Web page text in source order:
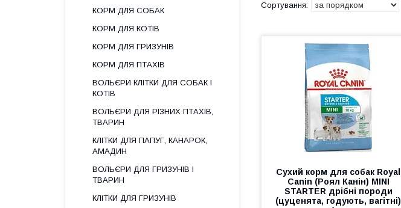
Сухий корм для собак Royal
Canin (Роял Канін) MINI
STARTER дрібні породи
(цуценята, годують, вагітні)
КОРМ ДЛЯ СОБАК
КОРМ ДЛЯ КОТІВ
КОРМ ДЛЯ ГРИЗУНІВ
КОРМ ДЛЯ ПТАХІВ
ВОЛЬЄРИ КЛІТКИ ДЛЯ СОБАК І
КОТІВ
ВОЛЬЄРИ ДЛЯ РІЗНИХ ПТАХІВ,
ТВАРИН
КЛІТКИ ДЛЯ ПАПУГ, КАНАРОК,
АМАДИН
ВОЛЬЄРИ ДЛЯ ГРИЗУНІВ І
ТВАРИН
КЛІТКИ ДЛЯ ГРИЗУНІВ